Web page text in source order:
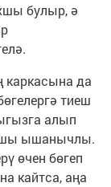
булыр, ә
да
тиеш
алып
ышанычлы.
өчен бөгеп
кайтса, аңа